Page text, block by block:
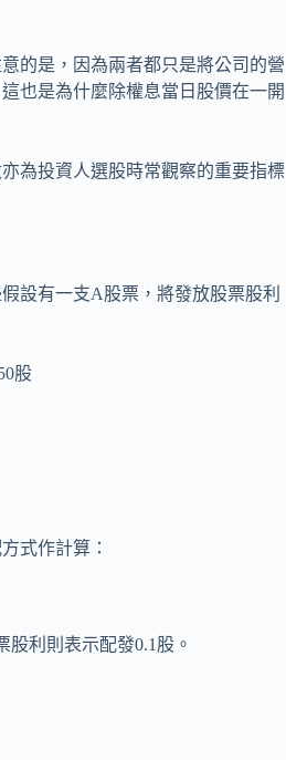
的是，因為兩者都只是將公司的營
也是為什麼除權息當日股價在一開
為投資人選股時常觀察的重要指標
設有一支A股票，將發放股票股利
股
式作計算：
利則表示配發0.1股。